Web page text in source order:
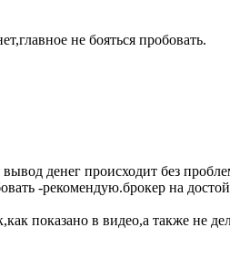
не бояться пробовать.
денег происходит без
-рекомендую.брокер на
показано в видео,а также не